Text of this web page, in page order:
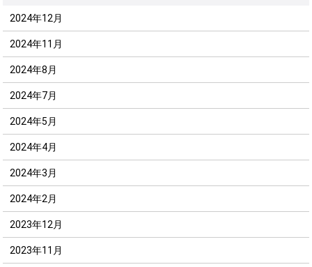
2024年12月
2024年11月
2024年8月
2024年7月
2024年5月
2024年4月
2024年3月
2024年2月
2023年12月
2023年11月